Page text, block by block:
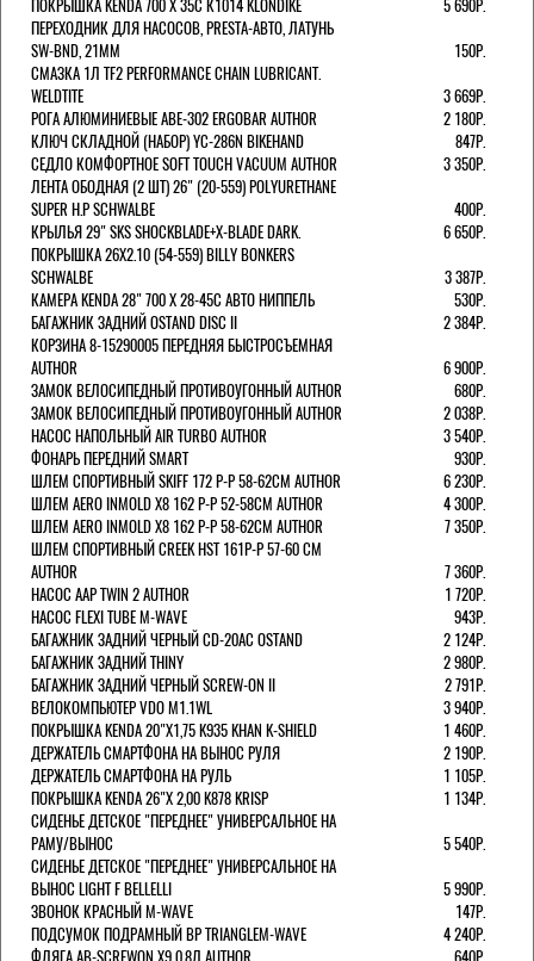
ПОКРЫШКА KENDA 700 Х 35С К1014 KLONDIKE
5 690Р.
ПЕРЕХОДНИК ДЛЯ НАСОСОВ, PRESTA-АВТО, ЛАТУНЬ
SW-BND, 21ММ
150Р.
СМАЗКА 1Л TF2 PERFORMANCE CHAIN LUBRICANT.
WELDTITE
3 669Р.
РОГА АЛЮМИНИЕВЫЕ ABE-302 ERGOBAR AUTHOR
2 180Р.
КЛЮЧ СКЛАДНОЙ (НАБОР) YC-286N BIKEHAND
847Р.
СЕДЛО КОМФОРТНОЕ SOFT TOUCH VACUUM AUTHOR
3 350Р.
ЛЕНТА ОБОДНАЯ (2 ШТ) 26" (20-559) POLYURETHANE
SUPER H.P SCHWALBE
400Р.
КРЫЛЬЯ 29" SKS SHOCKBLADE+X-BLADE DARK.
6 650Р.
ПОКРЫШКА 26X2.10 (54-559) BILLY BONKERS
SCHWALBE
3 387Р.
КАМЕРА KENDA 28" 700 Х 28-45С АВТО НИППЕЛЬ
530Р.
БАГАЖНИК ЗАДНИЙ OSTAND DISC II
2 384Р.
КОРЗИНА 8-15290005 ПЕРЕДНЯЯ БЫСТРОСЪЕМНАЯ
AUTHOR
6 900Р.
ЗАМОК ВЕЛОСИПЕДНЫЙ ПРОТИВОУГОННЫЙ AUTHOR
680Р.
ЗАМОК ВЕЛОСИПЕДНЫЙ ПРОТИВОУГОННЫЙ AUTHOR
2 038Р.
НАСОС НАПОЛЬНЫЙ AIR TURBO AUTHOR
3 540Р.
ФОНАРЬ ПЕРЕДНИЙ SMART
930Р.
ШЛЕМ СПОРТИВНЫЙ SKIFF 172 Р-Р 58-62СМ AUTHOR
6 230Р.
ШЛЕМ AERO INMOLD X8 162 Р-Р 52-58СМ AUTHOR
4 300Р.
ШЛЕМ AERO INMOLD X8 162 Р-Р 58-62СМ AUTHOR
7 350Р.
ШЛЕМ СПОРТИВНЫЙ CREEK HST 161Р-Р 57-60 СМ
AUTHOR
7 360Р.
НАСОС AAP TWIN 2 AUTHOR
1 720Р.
НАСОС FLEXI TUBE M-WAVE
943Р.
БАГАЖНИК ЗАДНИЙ ЧЕРНЫЙ СD-20AC OSTAND
2 124Р.
БАГАЖНИК ЗАДНИЙ THINY
2 980Р.
БАГАЖНИК ЗАДНИЙ ЧЕРНЫЙ SCREW-ON II
2 791Р.
ВЕЛОКОМПЬЮТЕР VDO M1.1WL
3 940Р.
ПОКРЫШКА KENDA 20"Х1,75 K935 KHAN K-SHIELD
1 460Р.
ДЕРЖАТЕЛЬ СМАРТФОНА НА ВЫНОС РУЛЯ
2 190Р.
ДЕРЖАТЕЛЬ СМАРТФОНА НА РУЛЬ
1 105Р.
ПОКРЫШКА KENDA 26"Х 2,00 K878 KRISP
1 134Р.
СИДЕНЬЕ ДЕТСКОЕ "ПЕРЕДНЕЕ" УНИВЕРСАЛЬНОЕ НА
РАМУ/ВЫНОС
5 540Р.
СИДЕНЬЕ ДЕТСКОЕ "ПЕРЕДНЕЕ" УНИВЕРСАЛЬНОЕ НА
ВЫНОС LIGHT F BELLELLI
5 990Р.
ЗВОНОК КРАСНЫЙ M-WAVE
147Р.
ПОДСУМОК ПОДРАМНЫЙ BP TRIANGLEM-WAVE
4 240Р.
ФЛЯГА AB-SCREWON X9 0.8Л AUTHOR
640Р.